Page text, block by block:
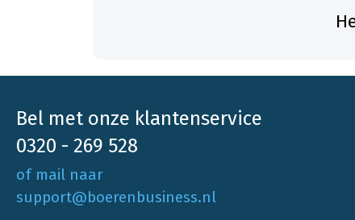
Bel met onze klantenservice
0320 - 269 528
of mail naar
support@boerenbusiness.nl